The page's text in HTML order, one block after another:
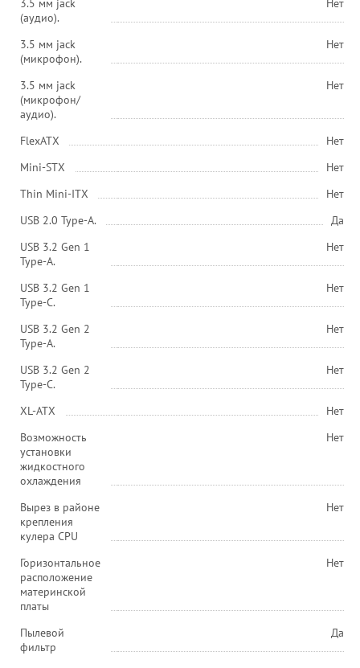
3.5 мм jack
(аудио).
Нет
3.5 мм jack
(микрофон).
Нет
3.5 мм jack
(микрофон/
аудио).
Нет
FlexATX
Нет
Mini-STX
Нет
Thin Mini-ITX
Нет
USB 2.0 Type-A.
Да
USB 3.2 Gen 1
Type-A.
Нет
USB 3.2 Gen 1
Type-C.
Нет
USB 3.2 Gen 2
Type-A.
Нет
USB 3.2 Gen 2
Type-C.
Нет
XL-ATX
Нет
Возможность
установки
жидкостного
охлаждения
Нет
Вырез в районе
крепления
кулера CPU
Нет
Горизонтальное
расположение
материнской
платы
Нет
Пылевой
фильтр
Да